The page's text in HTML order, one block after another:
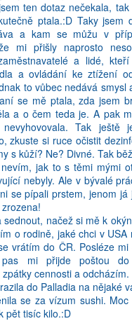
ten dotaz nečekala,
ptala.:D Taky jsem
a kam se můžu v
mi přišly naprosto
a lidé,
a ovládání ke ztížení
to vůbec nedává smysl
se mě ptala, zda jsem
a o čem teda je. A pak
Tak ještě
zkuste si ruce očistit
s kůží? Ne? Divné. Tak
jak to s těmi mými
nebyly. Ale v bývalé
se pípali prstem, jenom
sednout, načež si mě k
o rodině, jaké chci v USA
vrátím do ČR. Posléze
pas mi přijde poštou
cennosti a
do Palladia na nějaké
se za vízum sushi.
pět tisíc kilo.:D